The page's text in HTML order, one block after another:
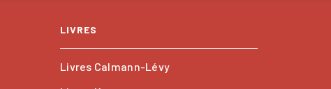
LIVRES
Livres Calmann-Lévy